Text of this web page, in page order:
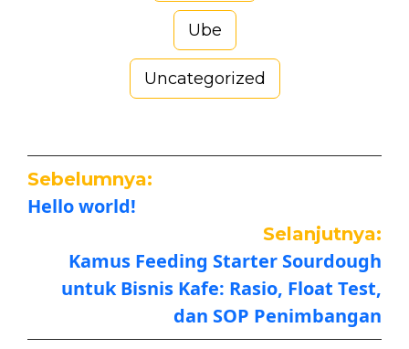
Ube
Uncategorized
Sebelumnya:
Hello world!
Selanjutnya:
Kamus Feeding Starter Sourdough
untuk Bisnis Kafe: Rasio, Float Test,
dan SOP Penimbangan